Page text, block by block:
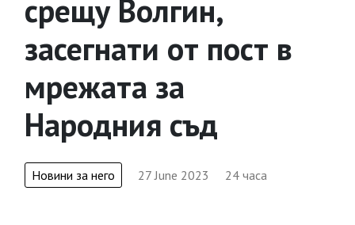
срещу Волгин,
засегнати от пост в
мрежата за
Народния съд
Новини за него 27 June 2023 24 часа